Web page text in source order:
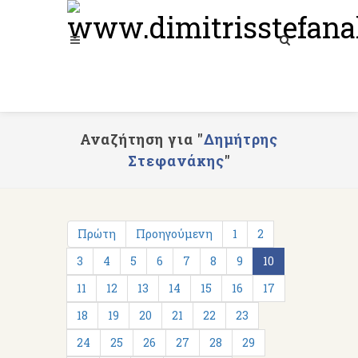
Αναζήτηση για "Δημήτρης
Στεφανάκης"
Πρώτη Προηγούμενη 1
2
3
4 5 6 7 8 9
10
11
12 13 14 15 16
17
18
19 20 21 22
23
24
25 26 27 28 29